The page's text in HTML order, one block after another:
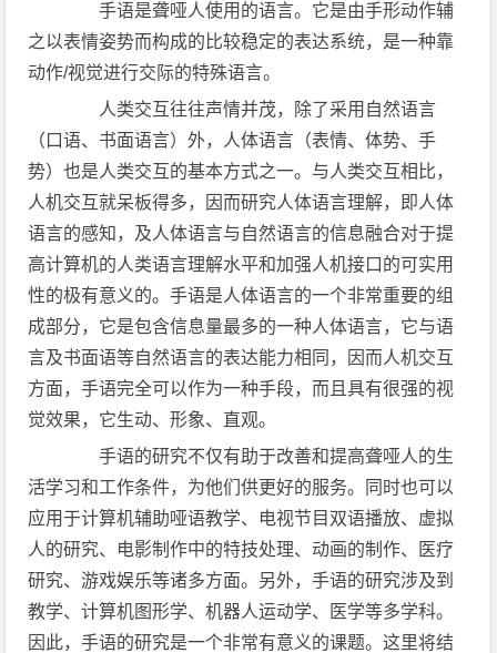
手语是聋哑人使用的语言。它是由手形动作辅
之以表情姿势而构成的比较稳定的表达系统，是一种靠
动作/视觉进行交际的特殊语言。
人类交互往往声情并茂，除了采用自然语言
（口语、书面语言）外，人体语言（表情、体势、手
势）也是人类交互的基本方式之一。与人类交互相比，
人机交互就呆板得多，因而研究人体语言理解，即人体
语言的感知，及人体语言与自然语言的信息融合对于提
高计算机的人类语言理解水平和加强人机接口的可实用
性的极有意义的。手语是人体语言的一个非常重要的组
成部分，它是包含信息量最多的一种人体语言，它与语
言及书面语等自然语言的表达能力相同，因而人机交互
方面，手语完全可以作为一种手段，而且具有很强的视
觉效果，它生动、形象、直观。
手语的研究不仅有助于改善和提高聋哑人的生
活学习和工作条件，为他们供更好的服务。同时也可以
应用于计算机辅助哑语教学、电视节目双语播放、虚拟
人的研究、电影制作中的特技处理、动画的制作、医疗
研究、游戏娱乐等诸多方面。另外，手语的研究涉及到
教学、计算机图形学、机器人运动学、医学等多学科。
因此，手语的研究是一个非常有意义的课题。这里将结